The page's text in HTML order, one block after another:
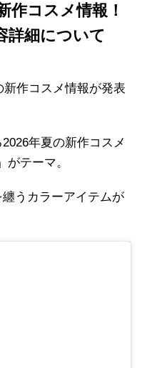
作コスメ情報！
詳細について
作コスメ情報が発表
年夏の新作コスメ
テーマ。
うカラーアイテムが